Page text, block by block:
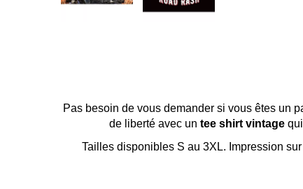
Pas besoin de vous demander si vous êtes un
de liberté avec un tee shirt vintagequi
Tailles disponibles S au 3XL. Impression